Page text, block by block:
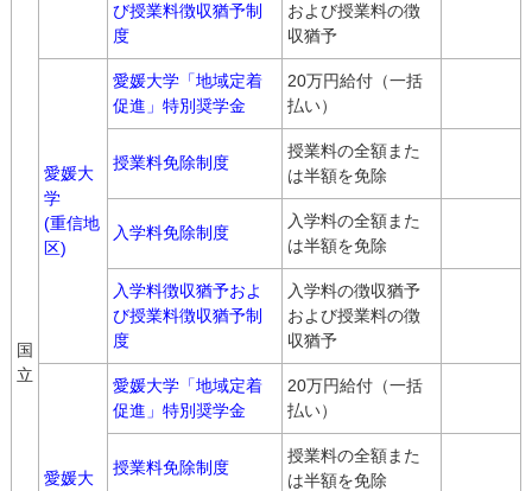
国
立
び授業料徴収猶予制
度
および授業料の徴
収猶予
愛媛大
学
(重信地
区)
愛媛大学「地域定着
促進」特別奨学金
20万円給付（一括
払い）
授業料免除制度
授業料の全額また
は半額を免除
入学料免除制度
入学料の全額また
は半額を免除
入学料徴収猶予およ
び授業料徴収猶予制
度
入学料の徴収猶予
および授業料の徴
収猶予
愛媛大
愛媛大学「地域定着
促進」特別奨学金
20万円給付（一括
払い）
授業料免除制度
授業料の全額また
は半額を免除